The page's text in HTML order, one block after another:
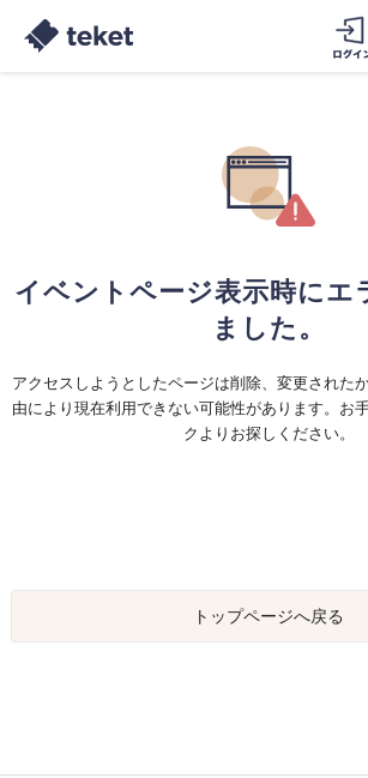
イベントページ表示時にエ
ました。
アクセスしようとしたページは削除、変更された
由により現在利用できない可能性があります。お
クよりお探しください。
トップページへ戻る